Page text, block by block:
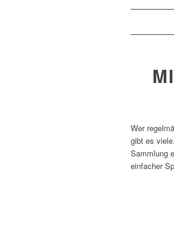
Wer
gibt es
Sammlung
einfacher